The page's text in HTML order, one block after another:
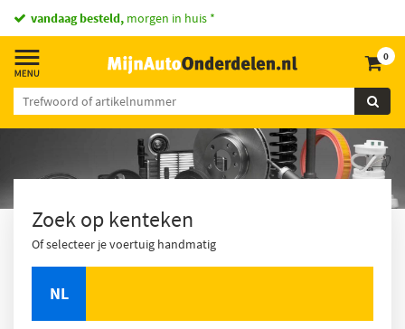
vandaag besteld, morgen in huis *
0
Zoek op kenteken
Of selecteer je voertuig handmatig
NL